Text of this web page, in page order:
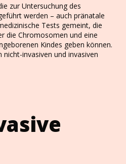
zur Untersuchung des
werden – auch pränatale
Tests gemeint, die
die Chromosomen und eine
Kindes geben können.
invasiven und invasiven